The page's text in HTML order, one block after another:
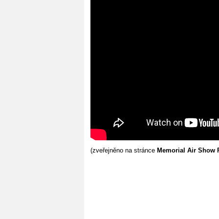
(zveřejněno na stránce Memorial Air Show